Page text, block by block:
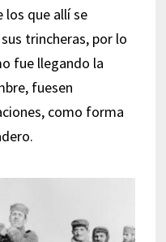
los que allí se
trincheras, por lo
fue llegando la
fuesen
como forma